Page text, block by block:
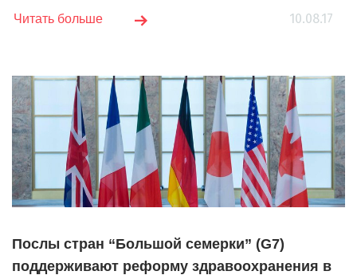
10.08.17
Читать больше
Послы стран “Большой семерки” (G7)
поддерживают реформу здравоохранения в